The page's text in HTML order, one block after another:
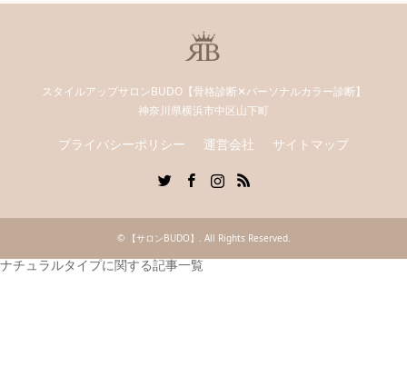
スタイルアップサロンBUDO【骨格診断✕パーソナルカラー診断】
神奈川県横浜市中区山下町
プライバシーポリシー 運営会社
サイトマップ
RSS
© 【サロンBUDO】 . All Rights Reserved.
ナチュラルタイプに関する記事一覧